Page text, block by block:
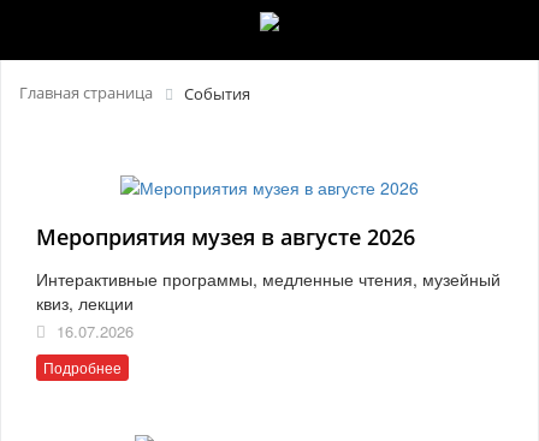
Главная страница События
Мероприятия музея в августе 2026
Интерактивные программы, медленные чтения, музейный
квиз, лекции
16.07.2026
Подробнее